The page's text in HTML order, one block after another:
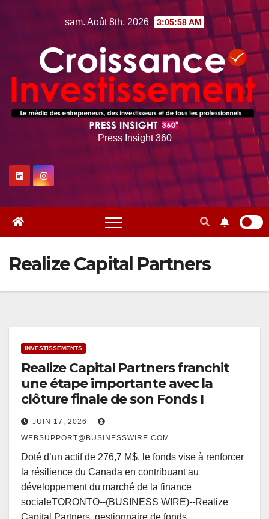
sam. Août 8th, 2026 3:05:58 AM
Press Insight 360
Realize Capital Partners
INVESTISSEMENTS
Realize Capital Partners franchit
une étape importante avec la
clôture finale de son Fonds I
JUIN 17, 2026
WEBSUPPORT@BUSINESSWIRE.COM
Doté d’un actif de 276,7 M$, le fonds vise à renforcer
la résilience du Canada en contribuant au
développement du marché de la finance
socialeTORONTO--(BUSINESS WIRE)--Realize